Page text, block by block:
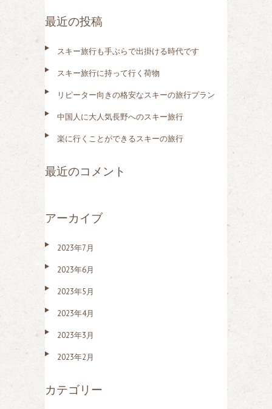
:最近の投稿
スキー旅行も手ぶらで出掛ける時代です
スキー旅行に持って行く荷物
リピーター向きの格安なスキーの旅行プラン
中国人に大人気長野へのスキー旅行
楽に行くことができるスキーの旅行
最近のコメント
アーカイブ
2023年7月
2023年6月
2023年5月
2023年4月
2023年3月
2023年2月
カテゴリー